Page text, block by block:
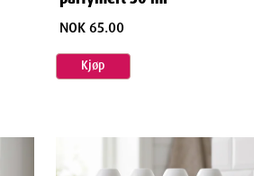
NOK 65.00
Kjøp